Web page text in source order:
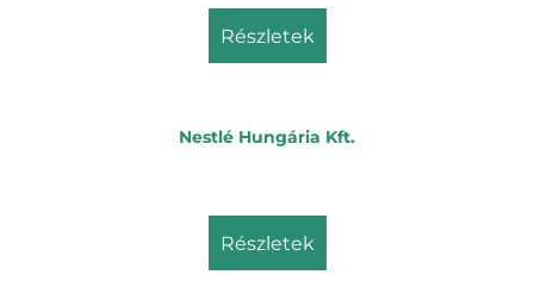
részletek
Nestlé Hungária Kft.
részletek